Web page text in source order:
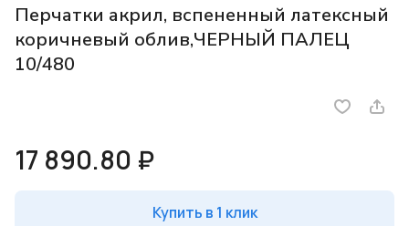
Перчатки акрил, вспененный латексный
коричневый облив,ЧЕРНЫЙ ПАЛЕЦ
10/480
17 890.80 ₽
Купить в 1 клик